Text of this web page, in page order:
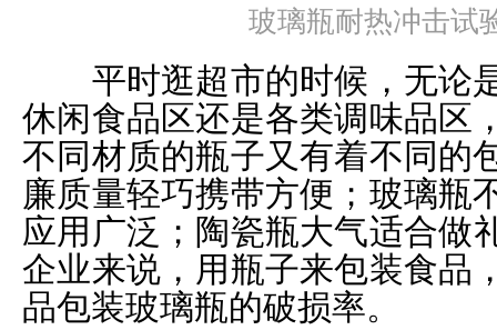
玻璃瓶耐热冲击试
平时逛超市的时候，无论
休闲食品区还是各类调味品区
不同材质的瓶子又有着不同的
廉质量轻巧携带方便；玻璃瓶
应用广泛；陶瓷瓶大气适合
企业来说，用瓶子来包装食品
品包装玻璃瓶的破损率。